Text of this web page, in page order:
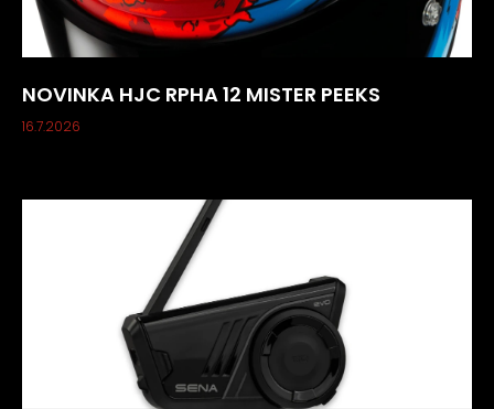
NOVINKA HJC RPHA 12 MISTER PEEKS
16.7.2026